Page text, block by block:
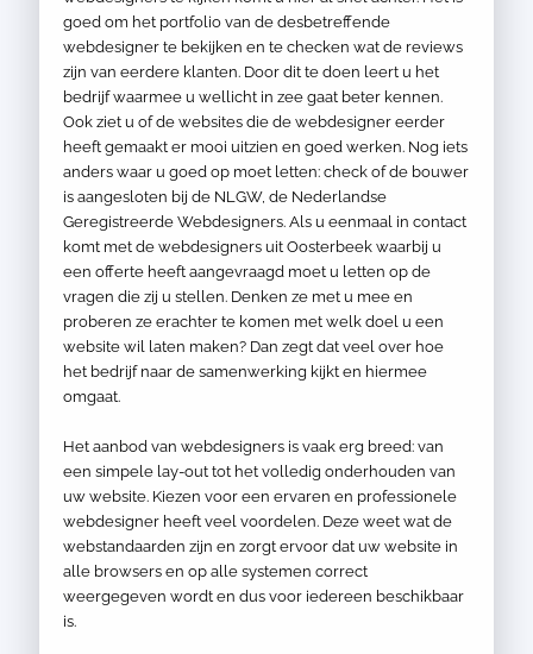
goed om het portfolio van de desbetreffende
webdesigner te bekijken en te checken wat de reviews
zijn van eerdere klanten. Door dit te doen leert u het
bedrijf waarmee u wellicht in zee gaat beter kennen.
Ook ziet u of de websites die de webdesigner eerder
heeft gemaakt er mooi uitzien en goed werken. Nog iets
anders waar u goed op moet letten: check of de bouwer
is aangesloten bij de NLGW, de Nederlandse
Geregistreerde Webdesigners. Als u eenmaal in contact
komt met de webdesigners uit Oosterbeek waarbij u
een offerte heeft aangevraagd moet u letten op de
vragen die zij u stellen. Denken ze met u mee en
proberen ze erachter te komen met welk doel u een
website wil laten maken? Dan zegt dat veel over hoe
het bedrijf naar de samenwerking kijkt en hiermee
omgaat.
Het aanbod van webdesigners is vaak erg breed: van
een simpele lay-out tot het volledig onderhouden van
uw website. Kiezen voor een ervaren en professionele
webdesigner heeft veel voordelen. Deze weet wat de
webstandaarden zijn en zorgt ervoor dat uw website in
alle browsers en op alle systemen correct
weergegeven wordt en dus voor iedereen beschikbaar
is.